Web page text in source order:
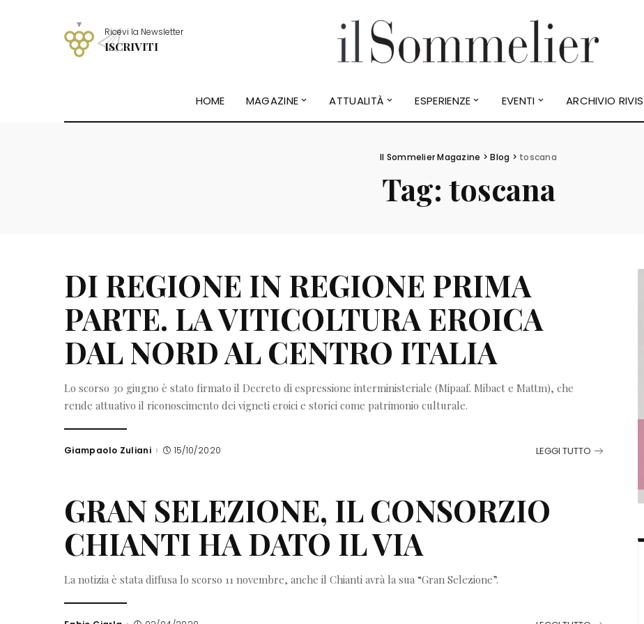
Ricevi la Newsletter
ISCRIVITI
HOME MAGAZINE ATTUALITÀ ESPERIENZE EVENTI ARCHIVIO
Il Sommelier Magazine >Blog > toscana
Tag: toscana
DI REGIONE IN REGIONE PRIMA
PARTE. LA VITICOLTURA EROICA
DAL NORD AL CENTRO ITALIA
Lo scorso 30 giugno è stato firmato il Decreto di espressione interministeriale (Mipaaf. Mibact e Mattm), che
rende attuativo il riconoscimento dei vigneti eroici e storici come patrimonio culturale.
Posted
Giampaolo Zuliani 15/10/2020 LEGGI TUTTO
GRAN SELEZIONE, IL CONSORZIO
CHIANTI HA DATO IL VIA
La notizia è stata diffusa lo scorso 11 novembre, anche il Chianti avrà la sua “Gran Selezione”.